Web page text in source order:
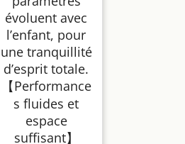
évoluent avec
l’enfant, pour
une tranquillité
d’esprit totale.
【Performance
s fluides et
espace
suffisant】